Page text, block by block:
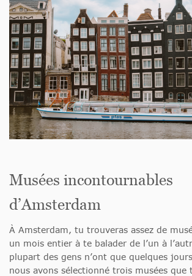
Musées incontournables
d’Amsterdam
À Amsterdam, tu trouveras assez de
un mois entier à te balader de l’un à
plupart des gens n’ont que quelques
nous avons sélectionné trois musées que